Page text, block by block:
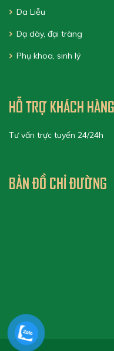
Da Liễu
Dạ dày, đại tràng
Phụ khoa, sinh lý
HỖ TRỢ KHÁCH HÀNG
Tư vấn trực tuyến 24/24h
BẢN ĐỒ CHỈ ĐƯỜNG